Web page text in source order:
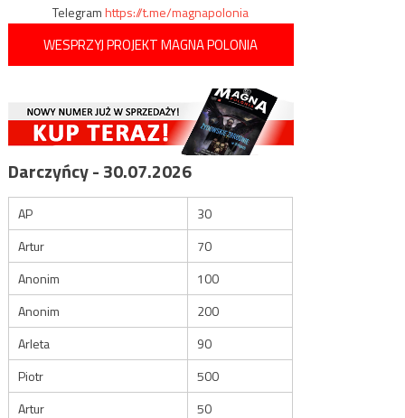
Telegramhttps://t.me/magnapolonia
WESPRZYJ PROJEKT MAGNA POLONIA
Darczyńcy - 30.07.2026
AP
30
Artur
70
Anonim
100
Anonim
200
Arleta
90
Piotr
500
Artur
50